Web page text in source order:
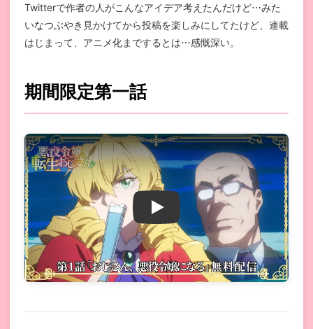
Twitterで作者の人がこんなアイデア考えたんだけど⋯みた
いなつぶやき見かけてから投稿を楽しみにしてたけど、連載
はじまって、アニメ化までするとは⋯感慨深い。
期間限定第一話
悪役令嬢転生おじさん 第1話